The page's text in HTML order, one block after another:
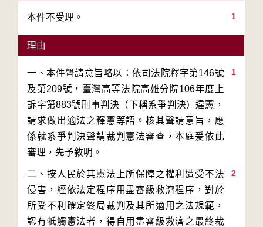
1
本件不受理。
理由
1
一、本件聲請意旨略以：依司法院釋字第146號
及第209號，臺灣高等法院高雄分院106年度上
訴字第883號刑事判決（下稱系爭判決）違憲，
請求做出適法之釋憲等語。核其聲請意旨，應
係就系爭判決聲請裁判憲法審查，本庭爰依此
2
二、按人民於其憲法上所保障之權利遭受不法
侵害，經依法定程序用盡審級救濟程序，對於
所受不利確定終局裁判及其所適用之法規範，
認有牴觸憲法者，得自用盡審級救濟之最終裁